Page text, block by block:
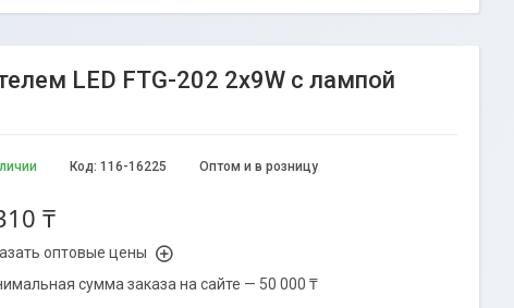
LED FTG-202 2х9W с лампой
Оптом и в розницу
Код: 116-16225
₸
оптовые цены
сумма заказа на сайте — 50 000 ₸